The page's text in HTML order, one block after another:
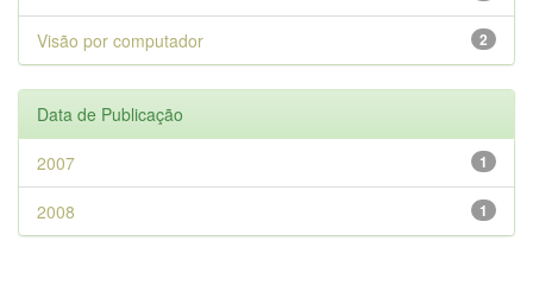
2
Visão por computador
Data de Publicação
1
2007
1
2008